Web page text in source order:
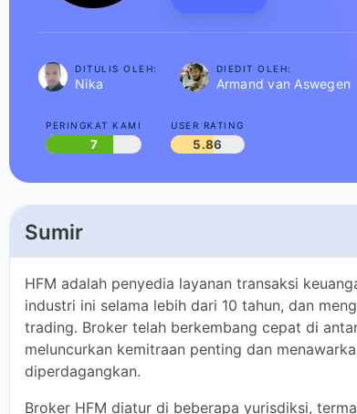
DITULIS OLEH:
Nika
DIEDIT OLEH:
Armand van Aswegen
PERINGKAT KAMI
7
USER RATING
5.86
Sumir
HFM adalah penyedia layanan transaksi
selama lebih dari 10 tahun, dan mengoperasikan
telah berkembang cepat di antara broker
penting dan menawarkan berbagai aset yang
Broker HFM diatur di beberapa yurisdiksi,
Vincent dan Grenadines, UEA dan Inggris. Oleh